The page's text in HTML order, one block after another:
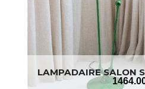
LAMPADAIRE SALON
1464